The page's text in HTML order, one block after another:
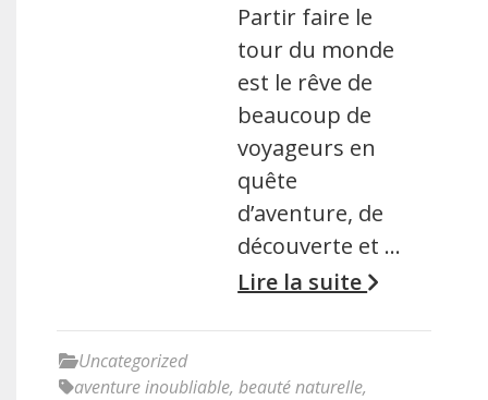
Partir faire le
tour du monde
est le rêve de
beaucoup de
voyageurs en
quête
d’aventure, de
découverte et …
Lire la suite
Uncategorized
aventure inoubliable, beauté naturelle,